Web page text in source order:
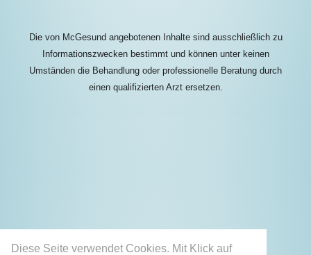
Diese Seite verwendet Cookies. Mit Klick auf
Die von McGesund angebotenen Inhalte sind ausschließlich zu
Informationszwecken bestimmt und können unter keinen
Umständen die Behandlung oder professionelle Beratung durch
einen qualifizierten Arzt ersetzen.